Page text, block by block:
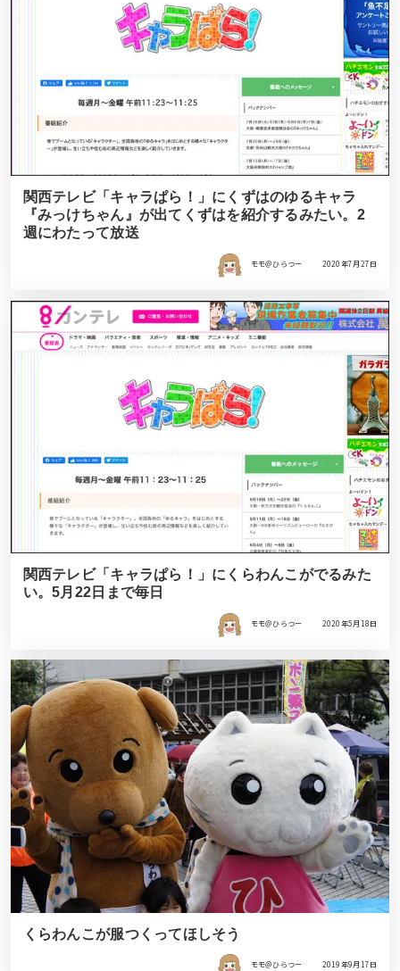
関西テレビ「キャラぱら！」にくずはのゆるキャラ
『みっけちゃん』が出てくずはを紹介するみたい。2
週にわたって放送
モモ＠ひらつー 2020年7月27日
関西テレビ「キャラぱら！」にくらわんこがでるみた
い。5月22日まで毎日
モモ＠ひらつー 2020年5月18日
くらわんこが服つくってほしそう
モモ＠ひらつー 2019年9月17日